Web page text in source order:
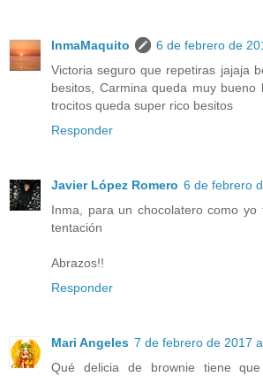
InmaMaquito
6 de febrero de
Victoria seguro que repetiras jajaja
besitos, Carmina queda muy bueno
trocitos queda super rico besitos
Responder
Javier López Romero 6 de febrero
Inma, para un chocolatero como
tentación
Abrazos!!
Responder
Mari Angeles 7 de febrero de 2017
Qué delicia de brownie tiene